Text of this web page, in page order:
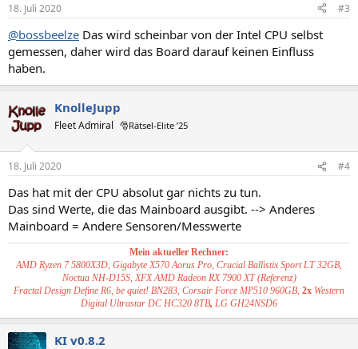
18. Juli 2020 #3
@bossbeelze Das wird scheinbar von der Intel CPU selbst
gemessen, daher wird das Board darauf keinen Einfluss
haben.
KnolleJupp
Fleet Admiral 🎅Rätsel-Elite ’25
18. Juli 2020 #4
Das hat mit der CPU absolut gar nichts zu tun.
Das sind Werte, die das Mainboard ausgibt. --> Anderes
Mainboard = Andere Sensoren/Messwerte
Mein aktueller Rechner:
AMD Ryzen 7 5800X3D, Gigabyte X570 Aorus Pro, Crucial Ballistix Sport LT 32GB,
Noctua NH-D15S, XFX AMD Radeon RX 7900 XT (Referenz)
Fractal Design Define R6, be quiet! BN283, Corsair Force MP510 960GB, 2x Western
Digital Ultrastar DC HC320 8TB, LG GH24NSD6
KI v0.8.2